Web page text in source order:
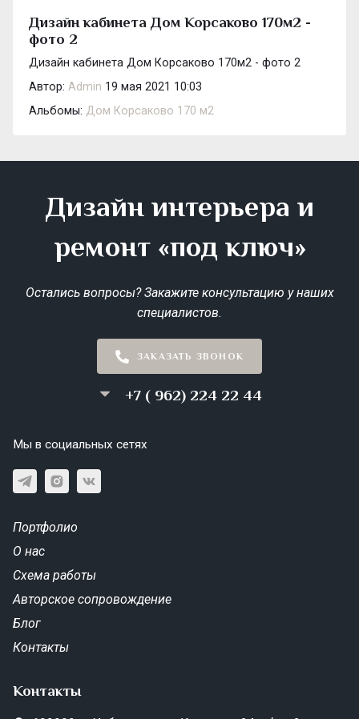
Дизайн кабинета Дом Корсаково 170м2 -
фото 2
Дизайн кабинета Дом Корсаково 170м2 - фото 2
Автор: Admin 19 мая 2021 10:03
Альбомы: Дом Корсаково 170 м2
Дизайн интерьера и
ремонт «под ключ»
Остались вопросы? Закажите консультацию у наших
специалистов.
ЗАКАЗАТЬ ЗВОНОК
+7 ( 962) 224 22 44
Мы в социальных сетях
Портфолио
О нас
Схема работы
Авторское сопровождение
Блог
Контакты
Контакты